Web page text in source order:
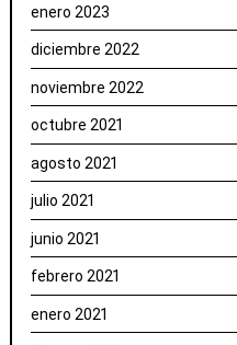
enero 2023
diciembre 2022
noviembre 2022
octubre 2021
agosto 2021
julio 2021
junio 2021
febrero 2021
enero 2021